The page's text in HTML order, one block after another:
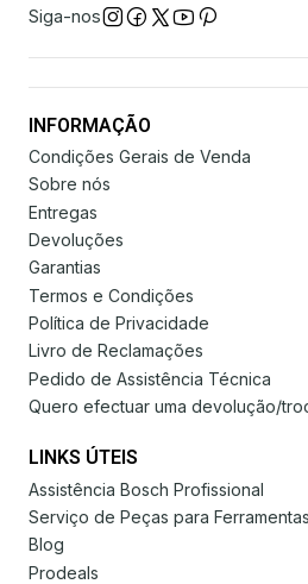
Siga-nos
INFORMAÇÃO
Condições Gerais de Venda
Sobre nós
Entregas
Devoluções
Garantias
Termos e Condições
Política de Privacidade
Livro de Reclamações
Pedido de Assistência Técnica
Quero efectuar uma devolução/
LINKS ÚTEIS
Assistência Bosch Profissional
Serviço de Peças para
Blog
Prodeals